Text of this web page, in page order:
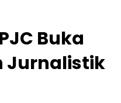
Buka
Jurnalistik